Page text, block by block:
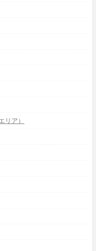
リア）